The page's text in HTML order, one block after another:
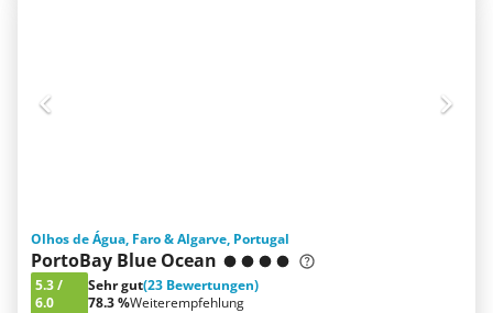
Olhos de Água, Faro & Algarve, Portugal
PortoBay Blue Ocean
5.3/
6.0
Sehr gut(23 Bewertungen)
78.3 %Weiterempfehlung